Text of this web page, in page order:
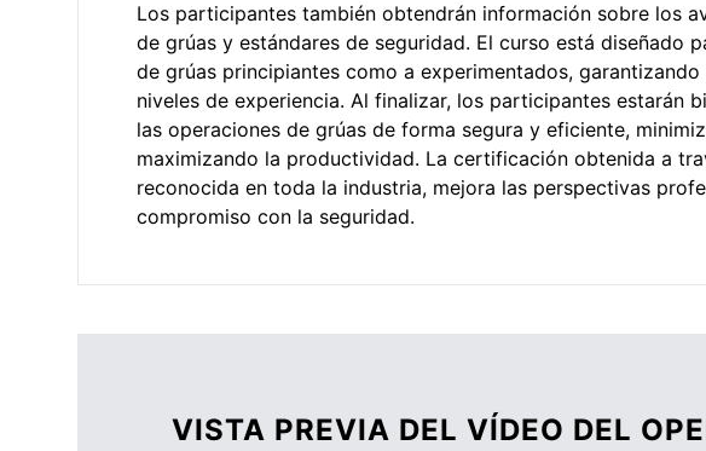
Los participantes también obtendrán información sobre los
de grúas y estándares de seguridad. El curso está diseñado
de grúas principiantes como a experimentados,
niveles de experiencia. Al finalizar, los participantes estarán
las operaciones de grúas de forma segura y eficiente,
maximizando la productividad. La certificación obtenida a
reconocida en toda la industria, mejora las perspectivas
compromiso con la seguridad.
VISTA PREVIA DEL VÍDEO DEL